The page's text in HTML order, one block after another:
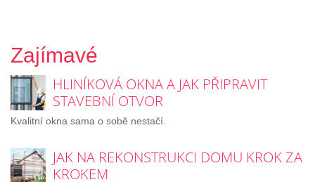
Zajímavé
HLINÍKOVÁ OKNA A JAK PŘIPRAVIT
STAVEBNÍ OTVOR
Kvalitní okna sama o sobě nestačí.
JAK NA REKONSTRUKCI DOMU KROK ZA
KROKEM